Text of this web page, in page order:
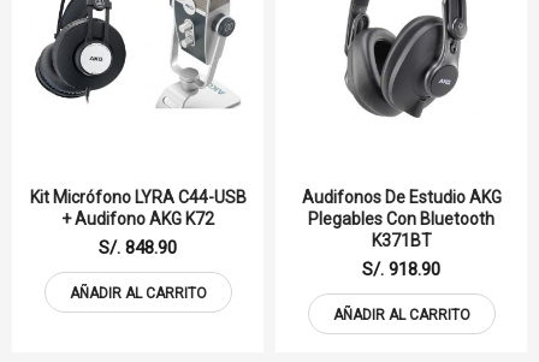
Kit Micrófono LYRA C44-USB
+ Audifono AKG K72
S/. 848.90
AÑADIR AL CARRITO
Audifonos De Estudio AKG
Plegables Con Bluetooth
K371BT
S/. 918.90
AÑADIR AL CARRITO